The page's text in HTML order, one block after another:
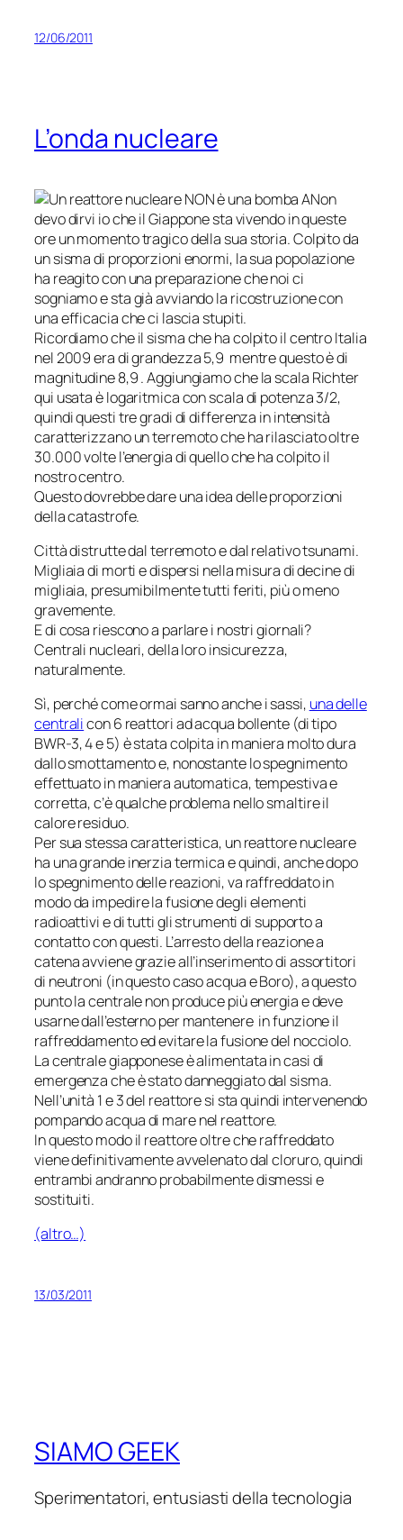
12/06/2011
L’onda nucleare
Non
devo dirvi io che il Giappone sta vivendo in queste
ore un momento tragico della sua storia. Colpito da
un sisma di proporzioni enormi, la sua popolazione
ha reagito con una preparazione che noi ci
sogniamo e sta già avviando la ricostruzione con
una efficacia che ci lascia stupiti.
Ricordiamo che il sisma che ha colpito il centro Italia
nel 2009 era di grandezza 5,9 mentre questo è di
magnitudine 8,9 . Aggiungiamo che la scala Richter
qui usata è logaritmica con scala di potenza 3/2,
quindi questi tre gradi di differenza in intensità
caratterizzano un terremoto che ha rilasciato oltre
30.000 volte l’energia di quello che ha colpito il
nostro centro.
Questo dovrebbe dare una idea delle proporzioni
della catastrofe.
Città distrutte dal terremoto e dal relativo tsunami.
Migliaia di morti e dispersi nella misura di decine di
migliaia, presumibilmente tutti feriti, più o meno
gravemente.
E di cosa riescono a parlare i nostri giornali?
Centrali nucleari, della loro insicurezza,
naturalmente.
Sì, perché come ormai sanno anche i sassi, una delle
centralicon 6 reattori ad acqua bollente (di tipo
BWR-3, 4 e 5) è stata colpita in maniera molto dura
dallo smottamento e, nonostante lo spegnimento
effettuato in maniera automatica, tempestiva e
corretta, c’è qualche problema nello smaltire il
calore residuo.
Per sua stessa caratteristica, un reattore nucleare
ha una grande inerzia termica e quindi, anche dopo
lo spegnimento delle reazioni, va raffreddato in
modo da impedire la fusione degli elementi
radioattivi e di tutti gli strumenti di supporto a
contatto con questi. L’arresto della reazione a
catena avviene grazie all’inserimento di assortitori
di neutroni (in questo caso acqua e Boro), a questo
punto la centrale non produce più energia e deve
usarne dall’esterno per mantenere in funzione il
raffreddamento ed evitare la fusione del nocciolo.
La centrale giapponese è alimentata in casi di
emergenza che è stato danneggiato dal sisma.
Nell’unità 1 e 3 del reattore si sta quindi intervenendo
pompando acqua di mare nel reattore.
In questo modo il reattore oltre che raffreddato
viene definitivamente avvelenato dal cloruro, quindi
entrambi andranno probabilmente dismessi e
sostituiti.
(altro…)
13/03/2011
SIAMO GEEK
Sperimentatori, entusiasti della tecnologia